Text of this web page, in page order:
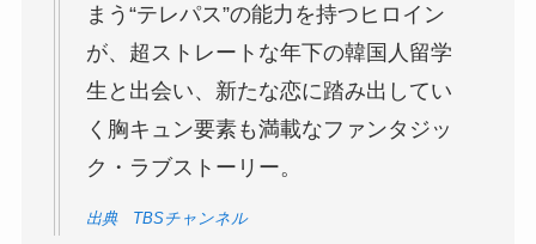
まう“テレパス”の能力を持つヒロイン
が、超ストレートな年下の韓国人留学
生と出会い、新たな恋に踏み出してい
く胸キュン要素も満載なファンタジッ
ク・ラブストーリー。
出典 TBSチャンネル